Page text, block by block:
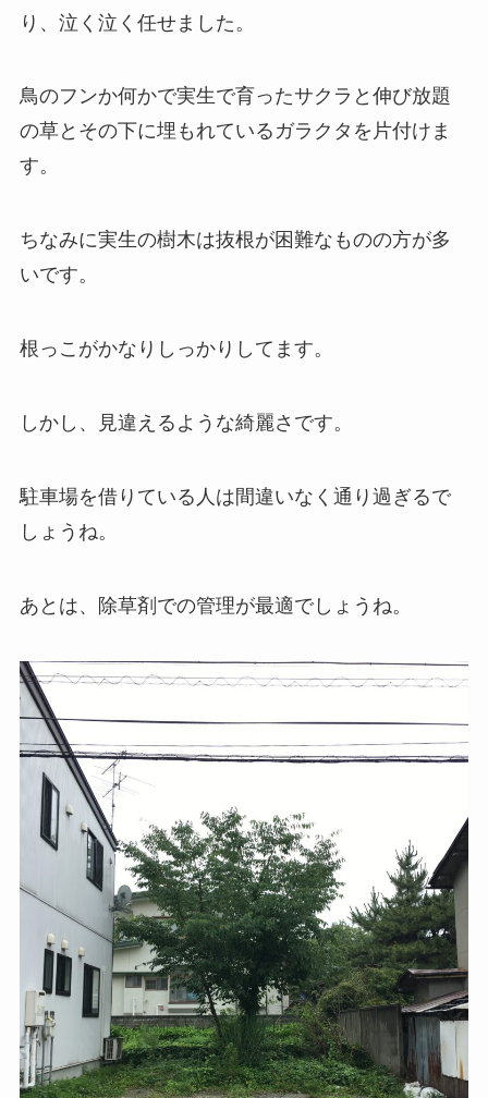
り、泣く泣く任せました。
鳥のフンか何かで実生で育ったサクラと伸び放題
の草とその下に埋もれているガラクタを片付けま
す。
ちなみに実生の樹木は抜根が困難なものの方が多
いです。
根っこがかなりしっかりしてます。
しかし、見違えるような綺麗さです。
駐車場を借りている人は間違いなく通り過ぎるで
しょうね。
あとは、除草剤での管理が最適でしょうね。